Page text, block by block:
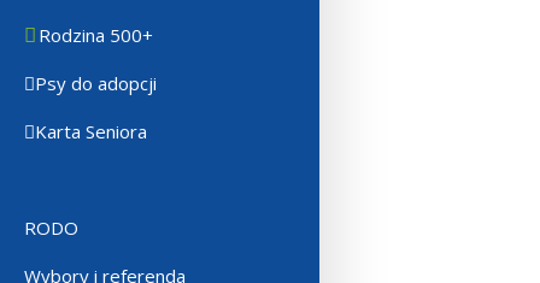
Rodzina 500+
Psy do adopcji
Karta Seniora
RODO
Wybory i referenda